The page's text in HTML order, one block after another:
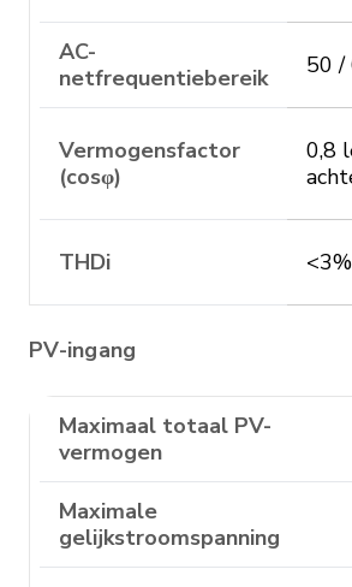
AC-
netfrequentiebereik
50 /
Vermogensfactor
(cosφ)
0,8
THDi <3%
PV-ingang
Maximaal totaal PV-
vermogen
Maximale
gelijkstroomspanning